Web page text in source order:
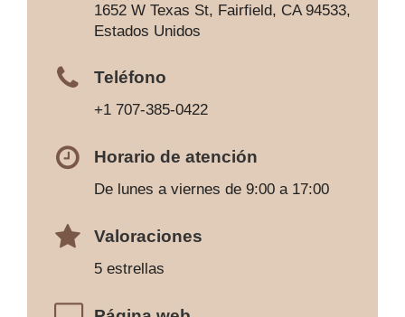
1652 W Texas St, Fairfield, CA 94533,
Estados Unidos
Teléfono
+1 707-385-0422
Horario de atención
De lunes a viernes de 9:00 a 17:00
Valoraciones
5 estrellas